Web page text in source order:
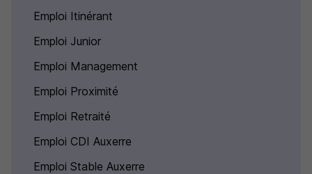
Emploi Itinérant
Emploi Junior
Emploi Management
Emploi Proximité
Emploi Retraité
Emploi CDI Auxerre
Emploi Stable Auxerre